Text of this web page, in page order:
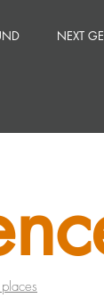
NEXT